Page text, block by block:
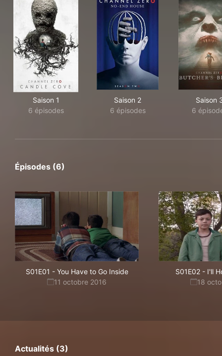
Saison 1
6 épisodes
Saison 2
6 épisodes
Saison
6
Épisodes (6)
S01E01 - You Have to Go Inside
11 octobre 2016
S01E02- I'll
18
Actualités (3)